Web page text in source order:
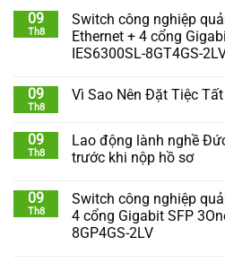
09
Th8
Switch công nghiệp
Ethernet + 4 cổng
IES6300SL-8GT4GS-
09
Th8
Vì Sao Nên Đặt Tiệc
09
Th8
Lao động lành nghề
trước khi nộp hồ sơ
09
Th8
Switch công nghiệp
4 cổng Gigabit SFP
8GP4GS-2LV